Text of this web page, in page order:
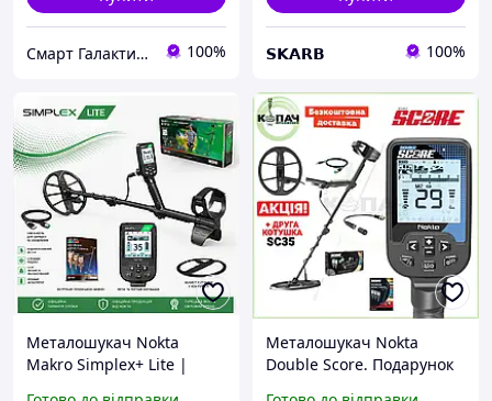
Смарт Галактика 100% 𝗦𝗞𝗔𝗥𝗕 100%
Металошукач Nokta
Makro Simplex+ Lite |
Металошукач Nokta
Double Score. Подарунок